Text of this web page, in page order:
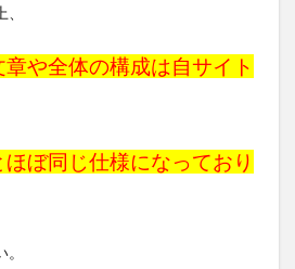
や全体の構成は自サイト
ほぼ同じ仕様になっており